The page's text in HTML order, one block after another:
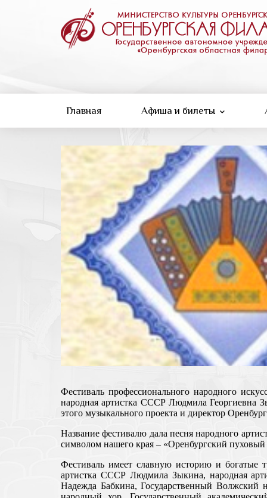
Главная Афиша и билеты
Фестиваль профессионального народного
народная артистка СССР Людмила Георгиевна
этого музыкального проекта и директор
Название фестивалю дала песня народного
символом нашего края – «Оренбургский пуховый
Фестиваль имеет славную историю и богатые
артистка СССР Людмила Зыкина, народная
Надежда Бабкина, Государственный